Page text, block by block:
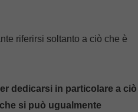
riferirsi soltanto a ciò che è
dedicarsi in particolare a ciò
si può ugualmente